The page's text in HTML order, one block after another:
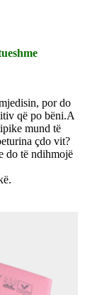
por do
që po bëni.A
mund të
çdo vit?
do të ndihmojë